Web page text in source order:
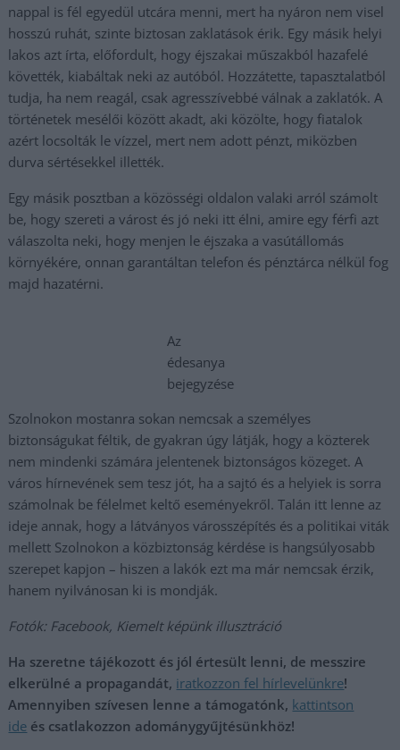
nappal is fél egyedül utcára menni, mert ha nyáron nem visel
hosszú ruhát, szinte biztosan zaklatások érik. Egy másik helyi
lakos azt írta, előfordult, hogy éjszakai műszakból hazafelé
követték, kiabáltak neki az autóból. Hozzátette, tapasztalatból
tudja, ha nem reagál, csak agresszívebbé válnak a zaklatók. A
történetek mesélői között akadt, aki közölte, hogy fiatalok
azért locsolták le vízzel, mert nem adott pénzt, miközben
durva sértésekkel illették.
Egy másik posztban a közösségi oldalon valaki arról számolt
be, hogy szereti a várost és jó neki itt élni, amire egy férfi azt
válaszolta neki, hogy menjen le éjszaka a vasútállomás
környékére, onnan garantáltan telefon és pénztárca nélkül fog
majd hazatérni.
Az
édesanya
bejegyzése
Szolnokon mostanra sokan nemcsak a személyes
biztonságukat féltik, de gyakran úgy látják, hogy a közterek
nem mindenki számára jelentenek biztonságos közeget. A
város hírnevének sem tesz jót, ha a sajtó és a helyiek is sorra
számolnak be félelmet keltő eseményekről. Talán itt lenne az
ideje annak, hogy a látványos városszépítés és a politikai viták
mellett Szolnokon a közbiztonság kérdése is hangsúlyosabb
szerepet kapjon – hiszen a lakók ezt ma már nemcsak érzik,
hanem nyilvánosan ki is mondják.
Fotók: Facebook, Kiemelt képünk illusztráció
Ha szeretne tájékozott és jól értesült lenni, de messzire
elkerülné a propagandát, iratkozzon fel hírlevelünkre!
Amennyiben szívesen lenne a támogatónk, kattintson
ide és csatlakozzon adománygyűjtésünkhöz!